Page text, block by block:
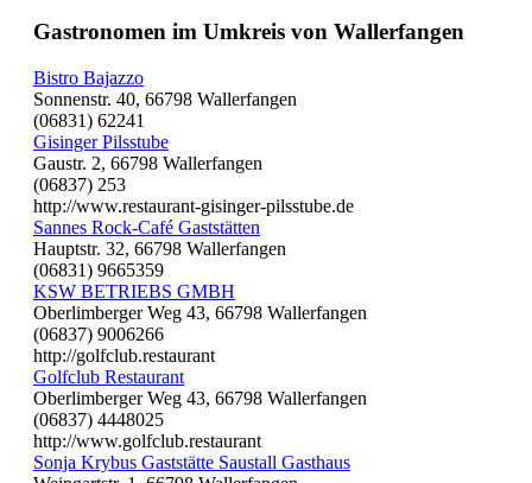
Gastronomen im Umkreis von Wallerfangen
Bistro Bajazzo
Sonnenstr. 40, 66798 Wallerfangen
(06831) 62241
Gisinger Pilsstube
Gaustr. 2, 66798 Wallerfangen
(06837) 253
http://www.restaurant-gisinger-pilsstube.de
Sannes Rock-Café Gaststätten
Hauptstr. 32, 66798 Wallerfangen
(06831) 9665359
KSW BETRIEBS GMBH
Oberlimberger Weg 43, 66798 Wallerfangen
(06837) 9006266
http://golfclub.restaurant
Golfclub Restaurant
Oberlimberger Weg 43, 66798 Wallerfangen
(06837) 4448025
http://www.golfclub.restaurant
Sonja Krybus Gaststätte Saustall Gasthaus